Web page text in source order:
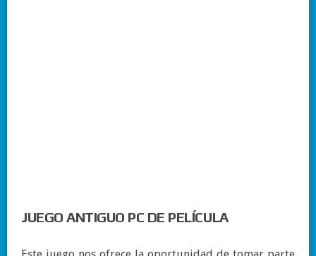
JUEGO ANTIGUO PC DE PELÍCULA